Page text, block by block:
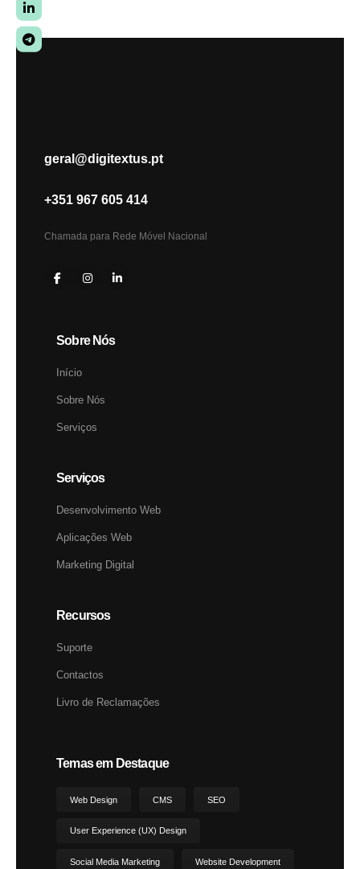
geral@digitextus.pt
+351 967 605 414
Chamada para Rede Móvel Nacional
Sobre Nós
Início
Sobre Nós
Serviços
Serviços
Desenvolvimento Web
Aplicações Web
Marketing Digital
Recursos
Suporte
Contactos
Livro de Reclamações
Temas em Destaque
Web Design CMS SEO
User Experience (UX) Design
Social Media Marketing Website Development